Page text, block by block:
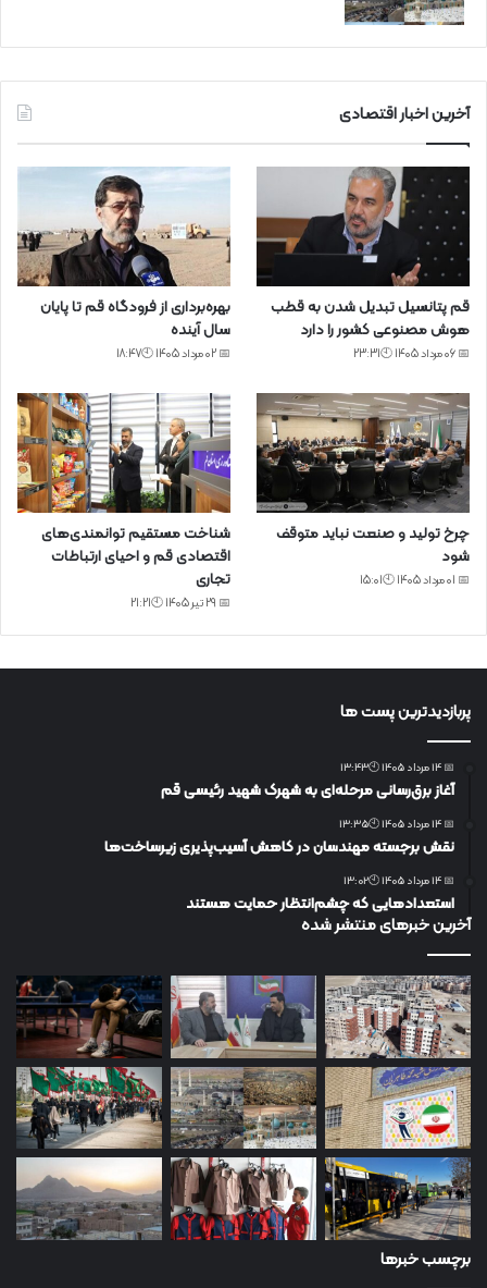
آخرین اخبار اقتصادی
قم پتانسیل تبدیل شدن به قطب
هوش مصنوعی کشور را دارد
📅 06 مرداد 1405 🕙23:31
بهره‌برداری از فرودگاه قم تا پایان
سال آینده
📅 02 مرداد 1405 🕙18:47
چرخ تولید و صنعت نباید متوقف
شود
📅 01 مرداد 1405 🕙15:01
شناخت مستقیم توانمندی‌های
اقتصادی قم و احیای ارتباطات
تجاری
📅 29 تیر 1405 🕙21:21
پربازدیدترین پست ها
📅 14 مرداد 1405 🕙13:43
آغاز برق‌رسانی مرحله‌ای به شهرک شهید رئیسی قم
📅 14 مرداد 1405 🕙13:35
نقش برجسته مهندسان در کاهش آسیب‌پذیری زیرساخت‌ها
📅 14 مرداد 1405 🕙13:02
استعدادهایی که چشم‌انتظار حمایت هستند
آخرین خبرهای منتشر شده
برچسب خبرها